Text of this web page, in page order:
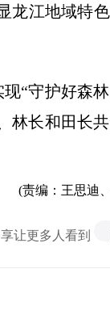
龙江地域特
“守护好森
林长和田长
(责编：王思迪
让更多人看到